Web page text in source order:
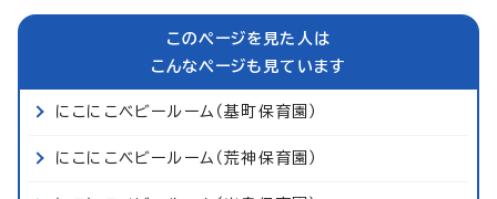
このページを見た人は
こんなページも見ています
にこにこベビールーム（基町保育園）
にこにこベビールーム（荒神保育園）